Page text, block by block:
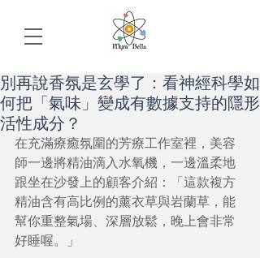
別再說香氛是玄學了：看神經科學如
何把「氣味」變成有數據支持的隱形
活性成分？
在充滿療癒氛圍的芳療工作室裡，美容
師一邊將精油滴入水氧機，一邊溫柔地
跟坐在沙發上的顧客介紹：「這款複方
精油含有高比例的薰衣草與岩蘭草，能
幫你重整氣場、深層放鬆，晚上會非常
好睡喔。」